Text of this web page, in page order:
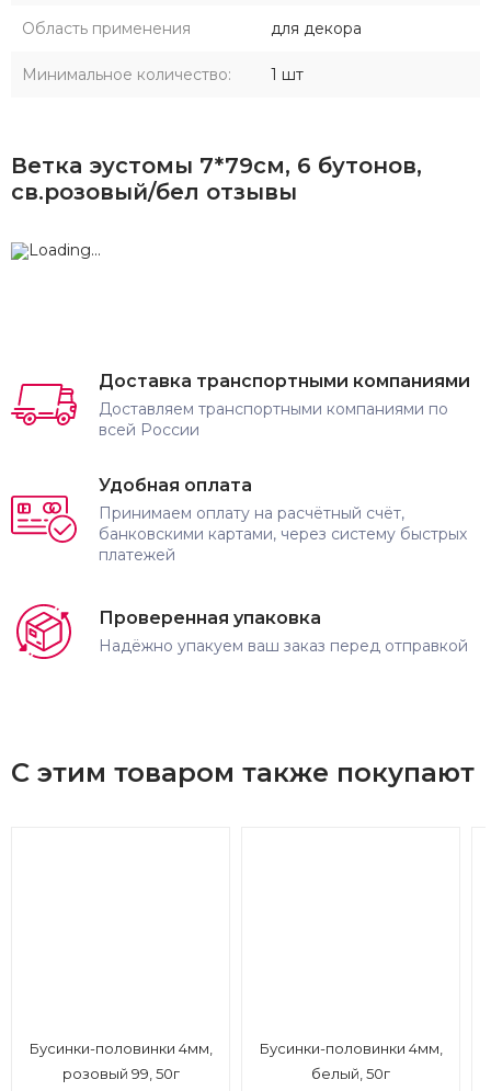
Область применения для декора
Минимальное количество: 1 шт
Ветка эустомы 7*79см, 6 бутонов,
св.розовый/бел отзывы
Доставка транспортными компаниями
Доставляем транспортными компаниями по
всей России
Удобная оплата
Принимаем оплату на расчётный счёт,
банковскими картами, через систему быстрых
платежей
Проверенная упаковка
Надёжно упакуем ваш заказ перед отправкой
С этим товаром также покупают
Бусинки-половинки 4мм,
розовый 99, 50г
Бусинки-половинки 4мм,
белый, 50г